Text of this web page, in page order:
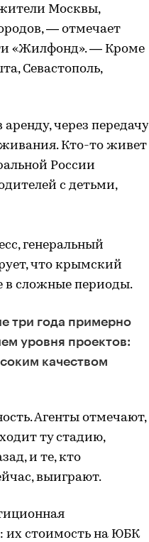
Москвы,
— отмечает
«Жилфонд». — Кроме
Севастополь,
через передачу
Кто-то живет
России
с детьми,
генеральный
что крымский
в сложные периоды.
три года примерно
уровня проектов:
качеством
Агенты отмечают,
ту стадию,
и те, кто
выиграют.
их стоимость на ЮБК